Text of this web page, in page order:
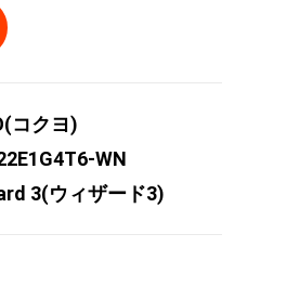
コクヨ)
WN
3(ウィザード3)